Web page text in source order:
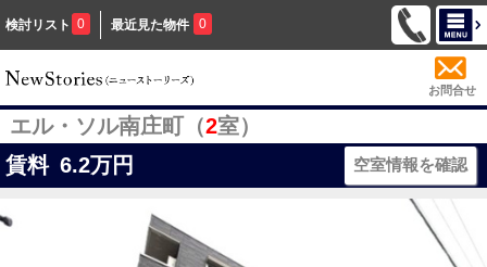
検討リスト 0 最近見た物件 0
お問合せ
エル・ソル南庄町（2室）
賃料 6.2万円 空室情報を確認